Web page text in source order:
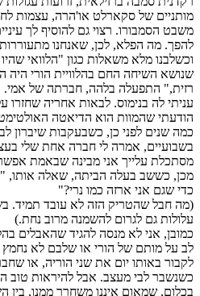
מותניים של סקארלט או'הרה, עצמות
משבט הסמבורו. רצוי גם להוסיף לך
להפך. מה הפלא, לכן, שאנחנו
וכשלבנו מלא משאלות כגון "הלוואי
שנושא השיחה החם בהלוויית הורי היה
רזית," התפעלה בלהה, חברתה של אמי.
עניתי לה בנימוס. לבאות אחריה
הודעתי שהמוות הוא הדיאטה
כמה שנים לפני כן, כשבעקבות שיברון
בשבועיים, אמרה לי חברה אחת שלי
מסתכלת עלייך אני מבינה שבאמת
מכן, כששב בעלה הביתה, שאלה אותו,
כדי שגם אני ארזה כמו נרי?"
(מה חבל שהטריק הזה לא עובד תמיד.
עלולות גם לגרום להשמנה מרוב נחת.)
כמובן, אני לא מנסה להגיד שהאבלים
לב על מותם של הורי או שלבם לא
לקבור באותו יום את שני הוריה, או
כשנשבר לבי מעצב. אבל להיראות טוב הפך
בכלום, שמאום איננו משחרר ממנו,